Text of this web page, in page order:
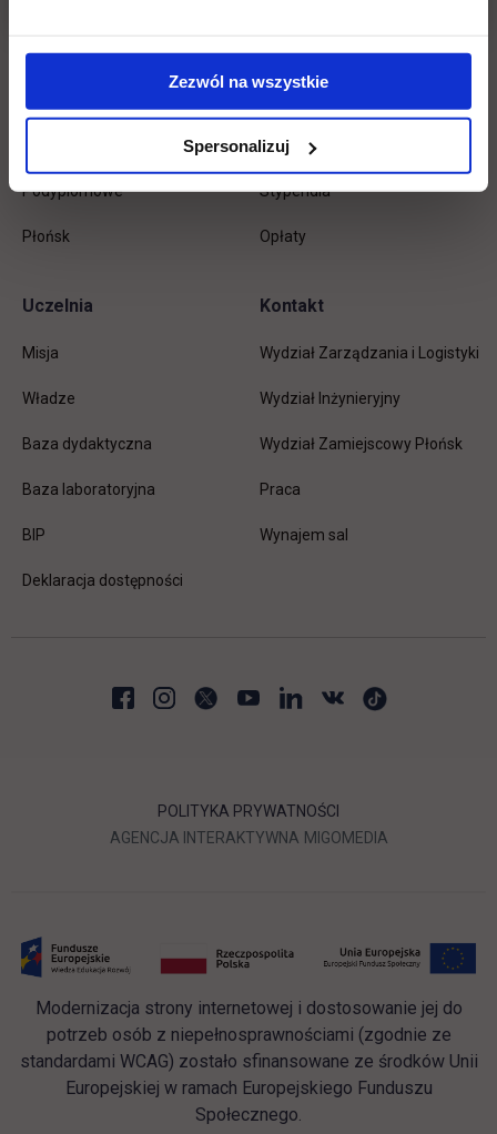
Zezwól na wszystkie
Spersonalizuj
Licencjackie
Podyplomowe
Płońsk
Wirtualna uczelnia
Biblioteka
Stypendia
Opłaty
Uczelnia
Misja
Władze
Baza dydaktyczna
Baza laboratoryjna
BIP
Deklaracja dostępności
Kontakt
Wydział Zarządzania i Logistyki
Wydział Inżynieryjny
Wydział Zamiejscowy Płońsk
Praca
Wynajem sal
POLITYKA PRYWATNOŚCI
AGENCJA INTERAKTYWNA LINK OTWIERA SIĘ W
MIGOMEDIA
Modernizacja strony internetowej i dostosowanie jej do
potrzeb osób z niepełnosprawnościami (zgodnie ze
standardami WCAG) zostało sfinansowane ze środków Unii
Europejskiej w ramach Europejskiego Funduszu
Społecznego.